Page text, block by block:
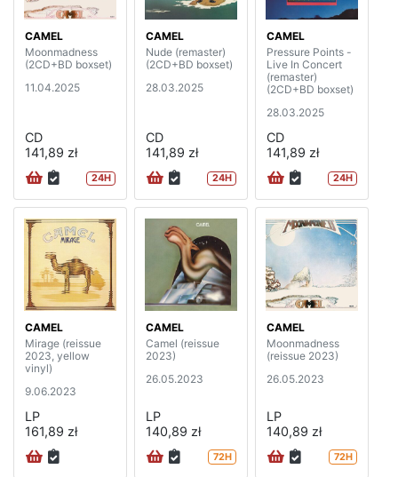
CAMEL
Moonmadness
(2CD+BD boxset)
11.04.2025
CD
141,89 zł
24H
CAMEL
Nude (remaster)
(2CD+BD boxset)
28.03.2025
CD
141,89 zł
24H
CAMEL
Pressure Points -
Live In Concert
(remaster)
(2CD+BD boxset)
28.03.2025
CD
141,89 zł
24H
CAMEL
Mirage (reissue
2023, yellow
vinyl)
9.06.2023
LP
161,89 zł
CAMEL
Camel (reissue
2023)
26.05.2023
LP
140,89 zł
72H
CAMEL
Moonmadness
(reissue 2023)
26.05.2023
LP
140,89 zł
72H